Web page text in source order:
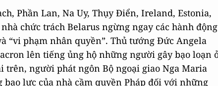
Phần Lan, Na Uy, Thụy Điển, Ireland, Estonia,
chức trách Belarus ngừng ngay các hành động
“vi phạm nhân quyền”. Thủ tướng Đức Angela
lên tiếng ủng hộ những người gây bạo loạn
trên, người phát ngôn Bộ ngoại giao Nga Maria
lực của nhà cầm quyền Pháp đối với những